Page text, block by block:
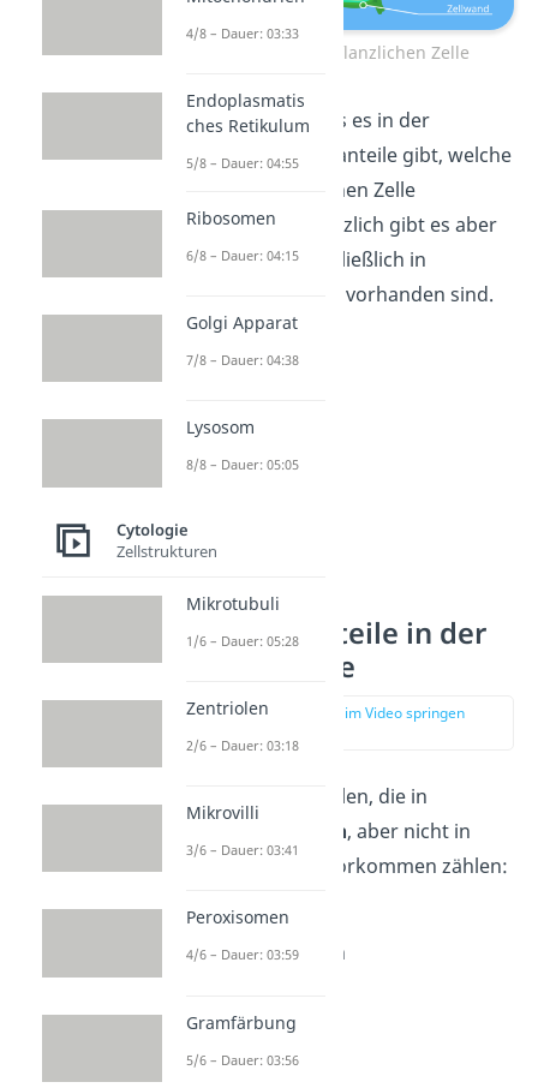
Aufbau einer pflanzlichen Zelle
Besonders ist, dass es in der
Pflanzenzelle Bestanteile gibt, welche
auch in der tierischen Zelle
vorkommen. Zusätzlich gibt es aber
welche, die ausschließlich in
pflanzlichen Zellen vorhanden sind.
Spezifische
Zellbestandteile in der
Pflanzenzelle
zur Stelle im Video springen
Zu den Zellorganellen, die in
pflanzlichen Zellen, aber nicht in
tierischen Zellen vorkommen zählen:
Zellwand
Plasmodesmen
Plastiden
Chloroplasten
4/8 – Dauer: 03:33
Endoplasmatis
ches Retikulum
5/8 – Dauer: 04:55
Ribosomen
6/8 – Dauer: 04:15
Golgi Apparat
7/8 – Dauer: 04:38
Lysosom
8/8 – Dauer: 05:05
Cytologie
Zellstrukturen
Mikrotubuli
1/6 – Dauer: 05:28
Zentriolen
2/6 – Dauer: 03:18
Mikrovilli
3/6 – Dauer: 03:41
Peroxisomen
4/6 – Dauer: 03:59
Gramfärbung
5/6 – Dauer: 03:56